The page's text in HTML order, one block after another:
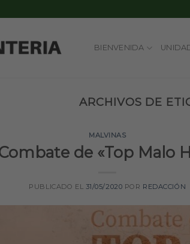
BIENVENIDA
ARCHIVOS DE
MALVINAS
de «Top Malo
PUBLICADO EL 31/05/2020 POR REDACCIÓN